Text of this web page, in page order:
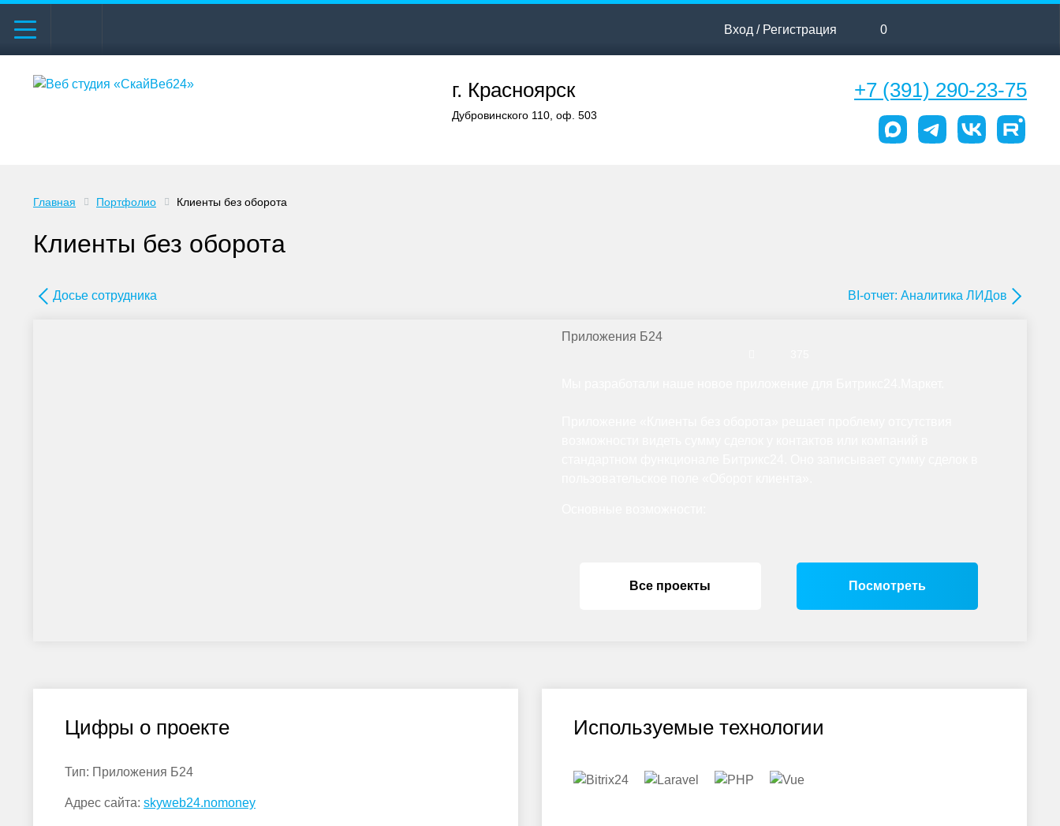
Вход / Регистрация 0
г. Красноярск
Дубровинского 110, оф. 503
+7 (391) 290-23-75
Главная Портфолио Клиенты без оборота
Клиенты без оборота
Досье сотрудника BI-отчет: Аналитика ЛИДов
Приложения Б24
Все проекты Посмотреть
Цифры о проекте
Тип: Приложения Б24
Адрес сайта: skyweb24.nomoney
Используемые технологии